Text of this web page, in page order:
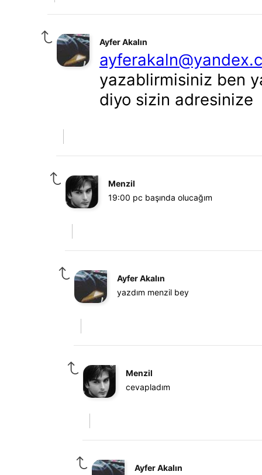
Ayfer Akalın
yazablirmisiniz ben
diyo sizin adresinize
Menzil
19:00 pc başında olucağım
Ayfer Akalın
yazdım menzil bey
Menzil
cevapladım
Ayfer Akalın